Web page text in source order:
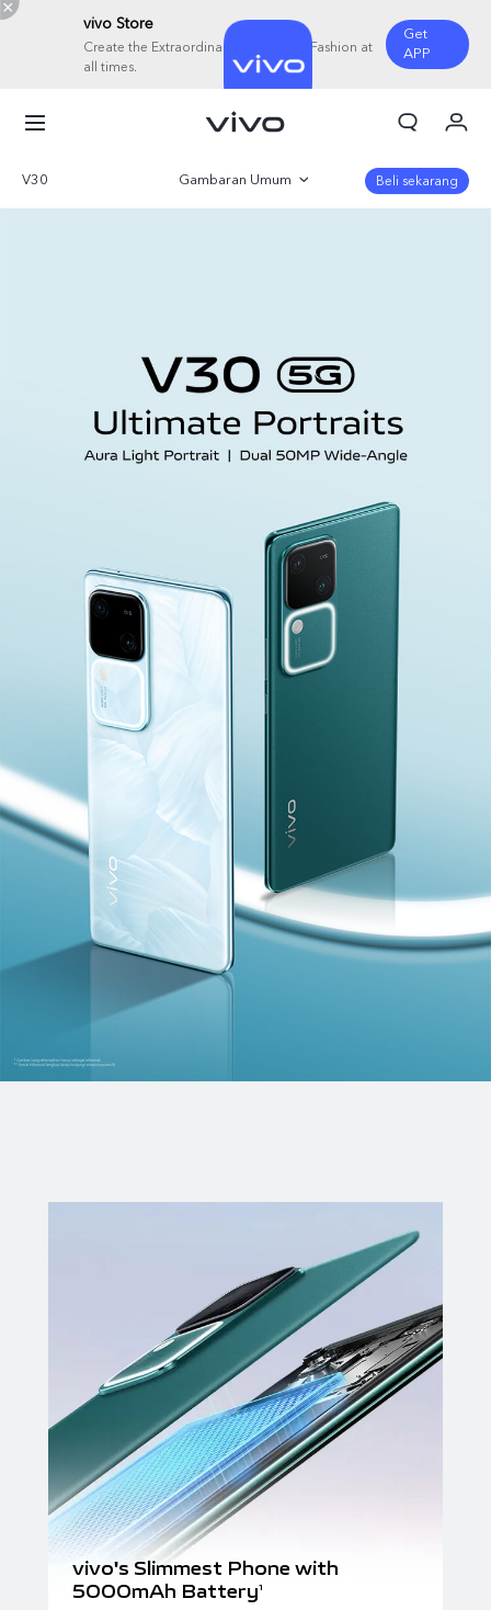
vivo Store
Create the Extraordinary with Tech & Fashion at
all times.
Get
APP
Indonesia | Pilih negara/wilayah
V30 Gambaran Umum Beli sekarang
vivo's Slimmest Phone with
5000mAh Battery1